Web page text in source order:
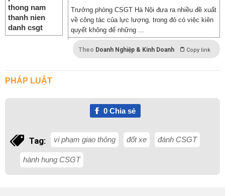
Trưởng phòng CSGT Hà Nội đưa ra nhiều đề xuất
về công tác của lực lượng, trong đó có việc kiên
quyết không để những ...
Theo Doanh Nghiệp & Kinh Doanh Copy link
PHÁP LUẬT
0Chia sẻ
Tag: vi phạm giao thông đốt xe đánh CSGT
hành hung CSGT